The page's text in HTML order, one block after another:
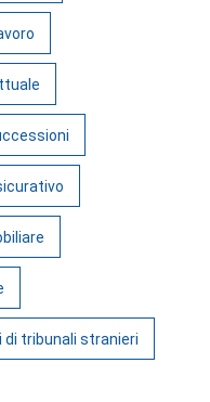
di tribunali stranieri